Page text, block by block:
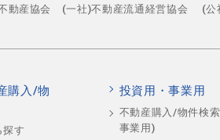
動産協会 (一社)不動産流通経営協会
(公
購入/物
探す
投資用・事業用
不動産購入/物件検
事業用)